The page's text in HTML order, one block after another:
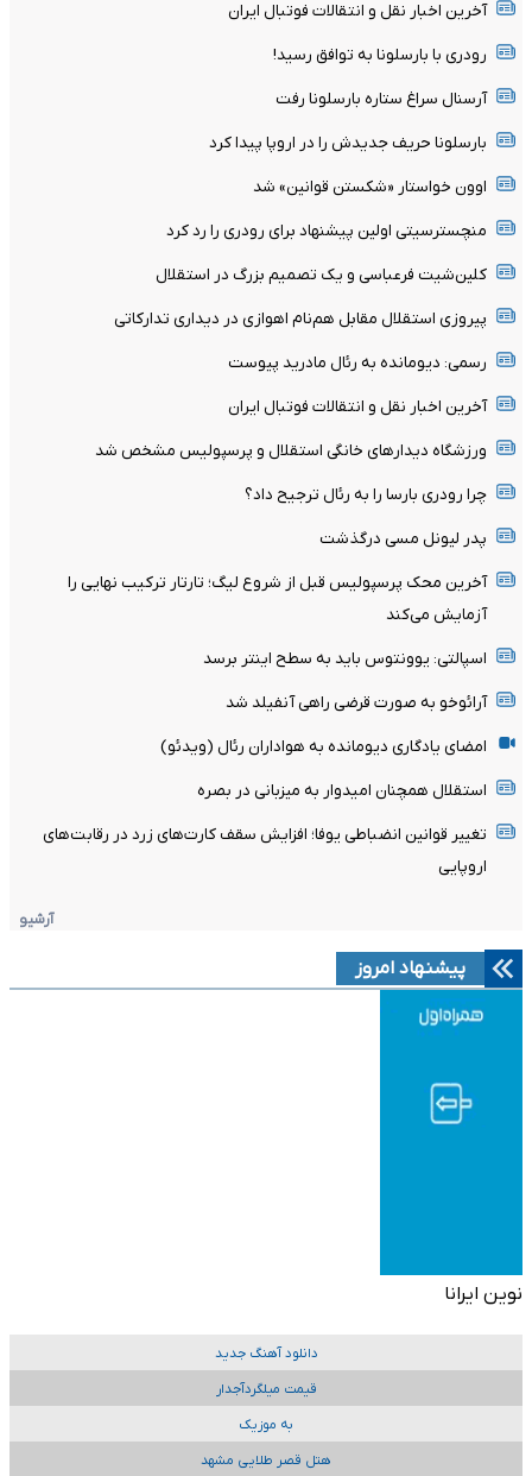
آخرین اخبار نقل و انتقالات فوتبال ایران
رودری با بارسلونا به توافق رسید!
آرسنال سراغ ستاره بارسلونا رفت
بارسلونا حریف جدیدش را در اروپا پیدا کرد
اوون خواستار «شکستن قوانین» شد
منچسترسیتی اولین پیشنهاد برای رودری را رد کرد
کلین‌شیت فرعباسی و یک تصمیم بزرگ در استقلال
پیروزی استقلال مقابل هم‌نام اهوازی در دیداری تدارکاتی
رسمی: دیومانده به رئال مادرید پیوست
آخرین اخبار نقل و انتقالات فوتبال ایران
ورزشگاه دیدارهای خانگی استقلال و پرسپولیس مشخص شد
چرا رودری بارسا را به رئال ترجیح داد؟
پدر لیونل مسی درگذشت
آخرین محک پرسپولیس قبل از شروع لیگ؛ تارتار ترکیب نهایی را
آزمایش می‌کند
اسپالتی: یوونتوس باید به سطح اینتر برسد
آرائوخو به صورت قرضی راهی آنفیلد شد
امضای یادگاری دیومانده به هواداران رئال (ویدئو)
استقلال همچنان امیدوار به میزبانی در بصره
تغییر قوانین انضباطی یوفا؛ افزایش سقف کارت‌های زرد در رقابت‌های
اروپایی
آرشیو
پیشنهاد امروز
نوین ایرانا
دانلود آهنگ جدید
قیمت میلگردآجدار
به موزیک
هتل قصر طلایی مشهد